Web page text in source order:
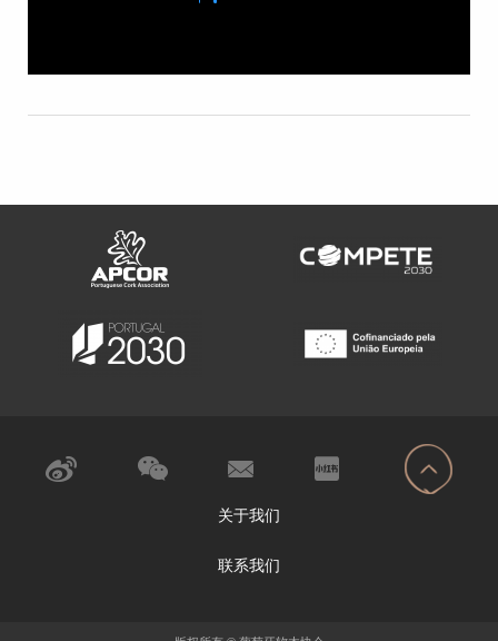
关于我们
联系我们